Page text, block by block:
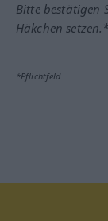
Bitte bestätigen
Häkchen setzen.*
*Pflichtfeld